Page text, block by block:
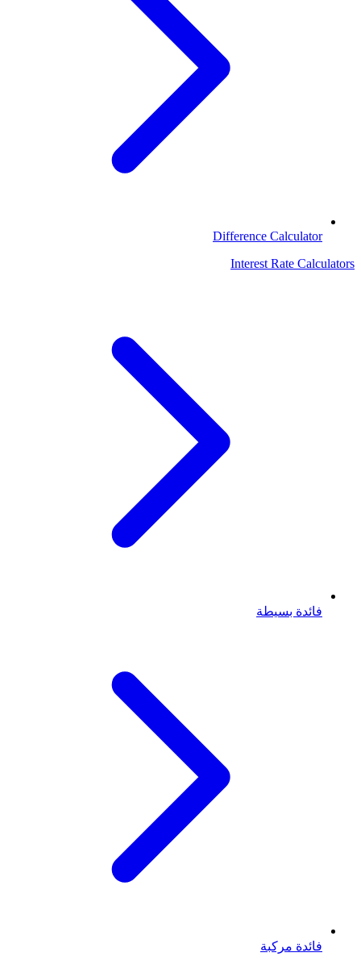
Difference Calculator
Interest Rate Calculators
فائدة بسيطة
فائدة مركبة